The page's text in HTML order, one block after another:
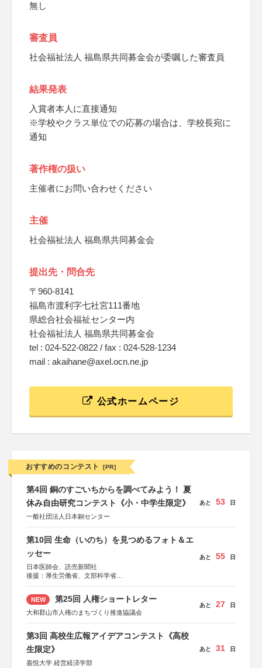
無し
審査員
社会福祉法人 福島県共同募金会が委嘱した審査員
結果発表
入賞者本人に直接通知
※学校やクラス単位での応募の場合は、学校長宛に
通知
著作権の扱い
主催者にお問い合わせください
主催
社会福祉法人 福島県共同募金会
提出先・問合先
〒960-8141
福島市渡利字七社宮111番地
県総合社会福祉センター内
社会福祉法人 福島県共同募金会
tel : 024-522-0822 / fax : 024-528-1234
mail : akaihane@axel.ocn.ne.jp
公式ホームページ
おすすめのコンテスト [PR]
第4回 銅のすごいちからを調べてみよう！ 夏
休み自由研究コンテスト《小・中学生限定》
一般社団法人日本銅センター
あと 53 日
第10回 生命（いのち）を見つめるフォト＆エ
ッセー
日本医師会、読売新聞社
後援：厚生労働省、文部科学省
しん生命保険株式会社
あと 55 日
NEW 第25回 人権ショートレター
大和郡山市人権のまちづくり推進協議会
あと 27 日
第3回 高校生広報アイデアコンテスト《高校
生限定》
嘉悦大学 経営経済学部
あと 31 日